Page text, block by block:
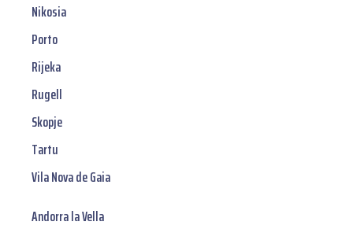
Nikosia
Porto
Rijeka
Rugell
Skopje
Tartu
Vila Nova de Gaia
Andorra la Vella